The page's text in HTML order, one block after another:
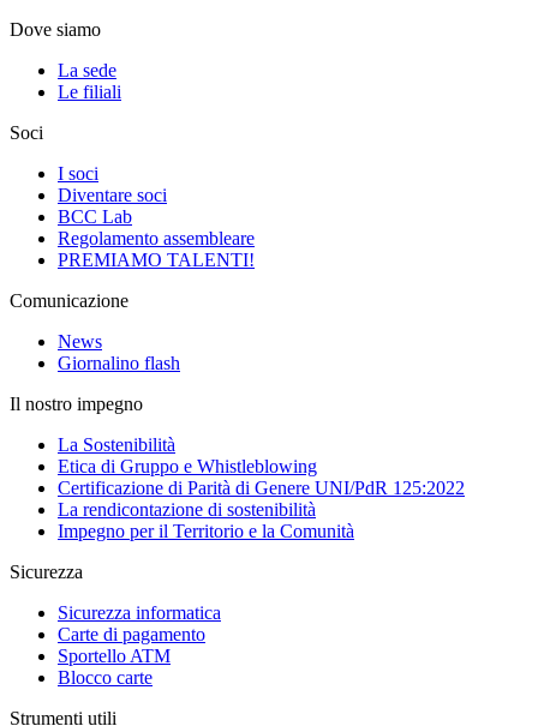
Dove siamo
La sede
Le filiali
Soci
I soci
Diventare soci
BCC Lab
Regolamento assembleare
PREMIAMO TALENTI!
Comunicazione
News
Giornalino flash
Il nostro impegno
La Sostenibilità
Etica di Gruppo e Whistleblowing
Certificazione di Parità di Genere UNI/PdR 125:2022
La rendicontazione di sostenibilità
Impegno per il Territorio e la Comunità
Sicurezza
Sicurezza informatica
Carte di pagamento
Sportello ATM
Blocco carte
Strumenti utili